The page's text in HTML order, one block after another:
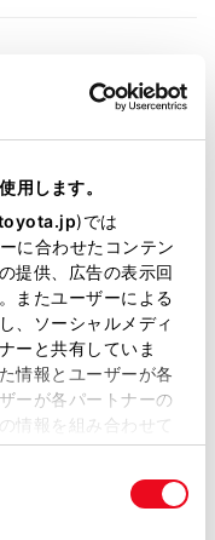
用します。
)では
に合わせたコンテン
提供、広告の表示回
またユーザーによる
、ソーシャルメディ
ーと共有していま
情報とユーザーが各
ーが各パートナーの
情報を組み合わせて
トの使用を続行する
）